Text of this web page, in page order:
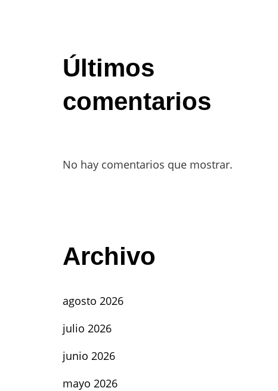
Últimos
comentarios
No hay comentarios que mostrar.
Archivo
agosto 2026
julio 2026
junio 2026
mayo 2026